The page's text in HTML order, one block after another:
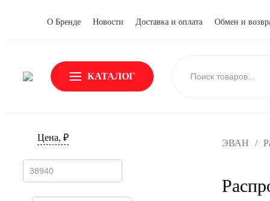
О Бренде Новости Доставка и оплата Обмен и
КАТАЛОГ
Цена, ₽
ЭВАН /